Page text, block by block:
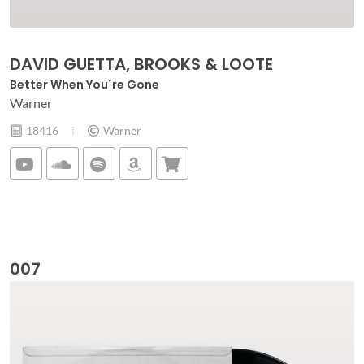
DAVID GUETTA, BROOKS & LOOTE
Better When You´re Gone
Warner
18416 Warner
007